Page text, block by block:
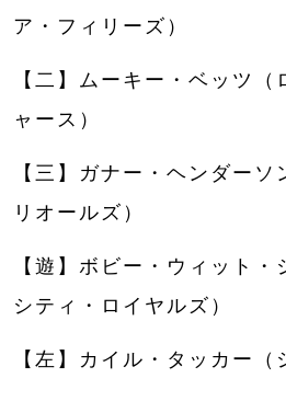
ア・フィリーズ）
【二】ムーキー・ベッツ
ャース）
【三】ガナー・ヘンダー
リオールズ）
【遊】ボビー・ウィット
シティ・ロイヤルズ）
【左】カイル・タッカー（